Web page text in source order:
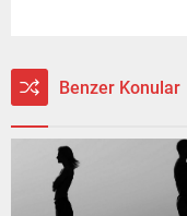
Benzer Konular